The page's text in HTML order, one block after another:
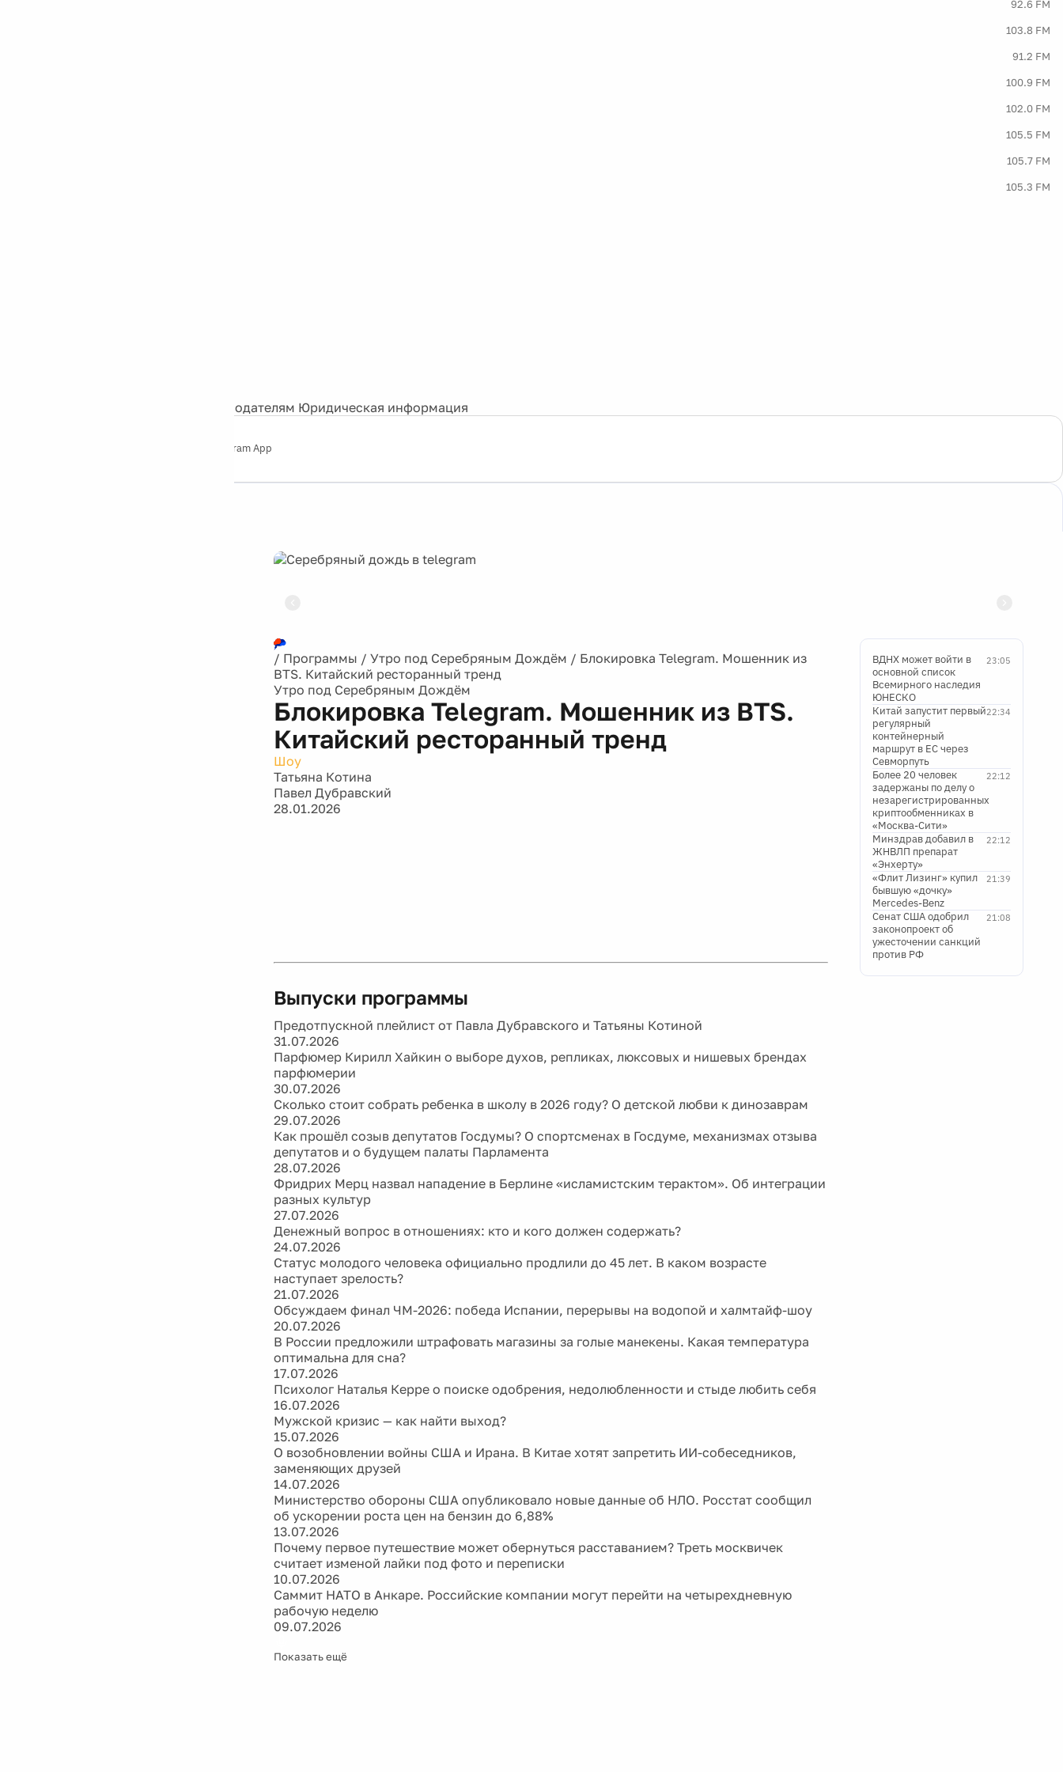
92.6 FM
103.8 FM
91.2 FM
100.9 FM
102.0 FM
105.5 FM
105.7 FM
105.3 FM
Рекламодателям Юридическая информация
Telegram App
/ Программы / Утро под Серебряным Дождём / Блокировка Telegram. Мошенник из
BTS. Китайский ресторанный тренд
Утро под Серебряным Дождём
Блокировка Telegram. Мошенник из BTS.
Китайский ресторанный тренд
Шоу
Татьяна Котина
Павел Дубравский
28.01.2026
Выпуски программы
Предотпускной плейлист от Павла Дубравского и Татьяны Котиной
31.07.2026
Парфюмер Кирилл Хайкин о выборе духов, репликах, люксовых и нишевых брендах
парфюмерии
30.07.2026
Сколько стоит собрать ребенка в школу в 2026 году? О детской любви к динозаврам
29.07.2026
Как прошёл созыв депутатов Госдумы? О спортсменах в Госдуме, механизмах отзыва
депутатов и о будущем палаты Парламента
28.07.2026
Фридрих Мерц назвал нападение в Берлине «исламистским терактом». Об интеграции
разных культур
27.07.2026
Денежный вопрос в отношениях: кто и кого должен содержать?
24.07.2026
Статус молодого человека официально продлили до 45 лет. В каком возрасте
наступает зрелость?
21.07.2026
Обсуждаем финал ЧМ-2026: победа Испании, перерывы на водопой и халмтайф-шоу
20.07.2026
В России предложили штрафовать магазины за голые манекены. Какая температура
оптимальна для сна?
17.07.2026
Психолог Наталья Керре о поиске одобрения, недолюбленности и стыде любить себя
16.07.2026
Мужской кризис — как найти выход?
15.07.2026
О возобновлении войны США и Ирана. В Китае хотят запретить ИИ-собеседников,
заменяющих друзей
14.07.2026
Министерство обороны США опубликовало новые данные об НЛО. Росстат сообщил
об ускорении роста цен на бензин до 6,88%
13.07.2026
Почему первое путешествие может обернуться расставанием? Треть москвичек
считает изменой лайки под фото и переписки
10.07.2026
Саммит НАТО в Анкаре. Российские компании могут перейти на четырехдневную
рабочую неделю
09.07.2026
Показать ещё
23:05
ВДНХ может войти в
основной список
Всемирного наследия
ЮНЕСКО
22:34
Китай запустит первый
регулярный
контейнерный
маршрут в ЕС через
Севморпуть
22:12
Более 20 человек
задержаны по делу о
незарегистрированных
криптообменниках в
«Москва-Сити»
22:12
Минздрав добавил в
ЖНВЛП препарат
«Энхерту»
21:39
«Флит Лизинг» купил
бывшую «дочку»
Mercedes-Benz
21:08
Сенат США одобрил
законопроект об
ужесточении санкций
против РФ